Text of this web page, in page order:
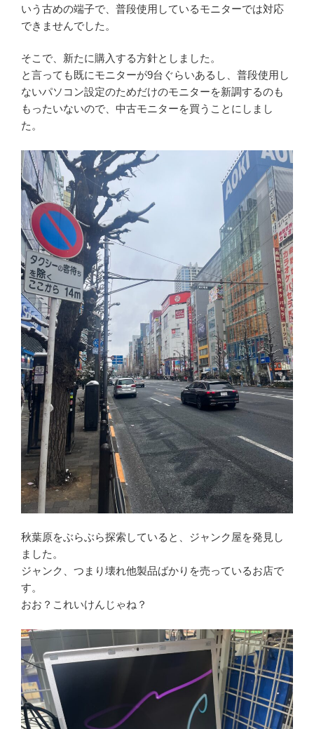
いう古めの端子で、普段使用しているモニターでは対応
できませんでした。
そこで、新たに購入する方針としました。
と言っても既にモニターが9台ぐらいあるし、普段使用し
ないパソコン設定のためだけのモニターを新調するのも
もったいないので、中古モニターを買うことにしまし
た。
秋葉原をぶらぶら探索していると、ジャンク屋を発見し
ました。
ジャンク、つまり壊れ他製品ばかりを売っているお店で
す。
おお？これいけんじゃね？